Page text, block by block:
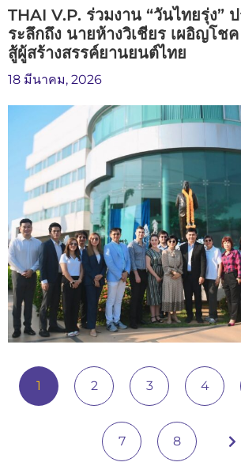
THAI V.P. ร่วมงาน “วันไทยรุ่ง”
ระลึกถึง นายห้างวิเชียร เผอิญโช
สู้ผู้สร้างสรรค์ยานยนต์ไทย
18 มีนาคม, 2026
1 2 3 4
7 8